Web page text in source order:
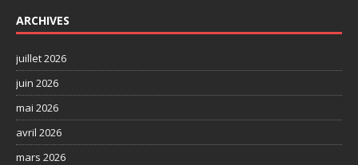
ARCHIVES
juillet 2026
juin 2026
mai 2026
avril 2026
mars 2026